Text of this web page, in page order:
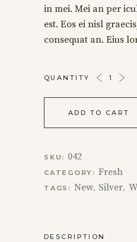
in mei. Mei an per
est. Eos ei nisl
consequat an. Eius
MILITARY
QUANTITY
ADD TO CART
SKU: 042
CATEGORY: Fresh
TAGS: New, Silver,
DESCRIPTION